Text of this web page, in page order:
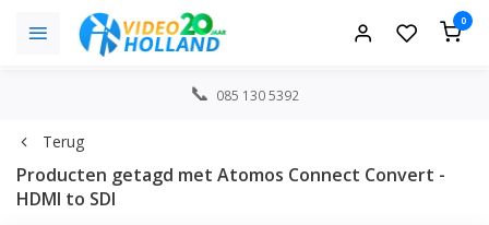
0
085 130 5392
Terug
Producten getagd met Atomos Connect Convert -
HDMI to SDI